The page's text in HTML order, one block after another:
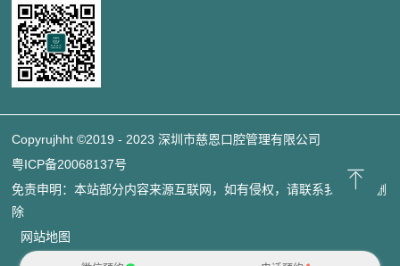
Copyrujhht ©2019 - 2023 深圳市慈恩口腔管理有限公司
粤ICP备20068137号
免责申明：本站部分内容来源互联网，如有侵权，请联系我们立即删
除
网站地图